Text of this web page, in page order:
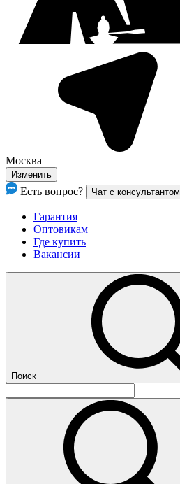
Москва
Изменить
Есть вопрос? Чат с консультантом
Гарантия
Оптовикам
Где купить
Вакансии
Поиск